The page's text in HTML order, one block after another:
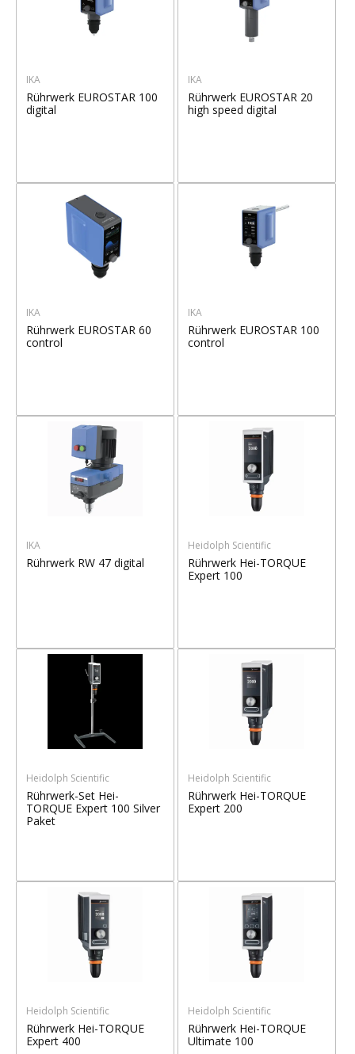
IKA
Rührwerk EUROSTAR 100
digital
IKA
Rührwerk EUROSTAR 20
high speed digital
IKA
Rührwerk EUROSTAR 60
control
IKA
Rührwerk EUROSTAR 100
control
IKA
Rührwerk RW 47 digital
Heidolph Scientific
Rührwerk Hei-TORQUE
Expert 100
Heidolph Scientific
Rührwerk-Set Hei-
TORQUE Expert 100 Silver
Paket
Heidolph Scientific
Rührwerk Hei-TORQUE
Expert 200
Heidolph Scientific
Rührwerk Hei-TORQUE
Expert 400
Heidolph Scientific
Rührwerk Hei-TORQUE
Ultimate 100